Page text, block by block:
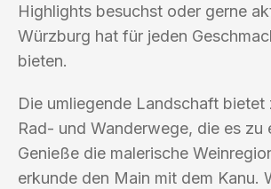
Highlights besuchst oder gerne
Würzburg hat für jeden
bieten.
Die umliegende Landschaft bietet
Rad- und Wanderwege, die es zu
Genieße die malerische
erkunde den Main mit dem Kanu.